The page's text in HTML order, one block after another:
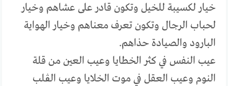
خيار لكسيبة للخيل وتكون قادر على عشاهم وخيار
لحباب الرجال وتكون تعرف معناهم وخيار الهواية
البارود والصيادة حذاهم.
عيب النفس في كثر الخطايا وعيب العين من قلة
النوم وعيب العقل في موت الخلايا وعيب الڨلب